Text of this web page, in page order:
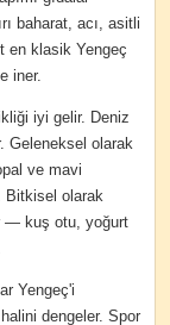
baharat, acı, asitli
en klasik Yengeç
iner.
iyi gelir. Deniz
Geleneksel olarak
ve mavi
Bitkisel olarak
— kuş otu, yoğurt
Yengeç'i
dengeler. Spor